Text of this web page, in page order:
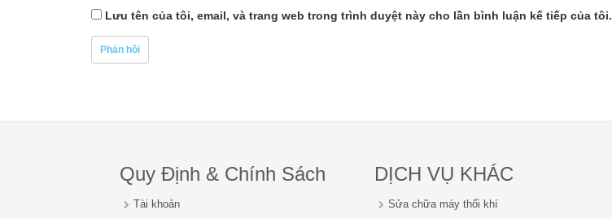
Lưu tên của tôi, email, và trang web trong trình duyệt này cho lần bình luận kế tiếp của tôi.
Quy Định & Chính Sách
Tài khoản
DỊCH VỤ KHÁC
Sửa chữa máy thổi khí